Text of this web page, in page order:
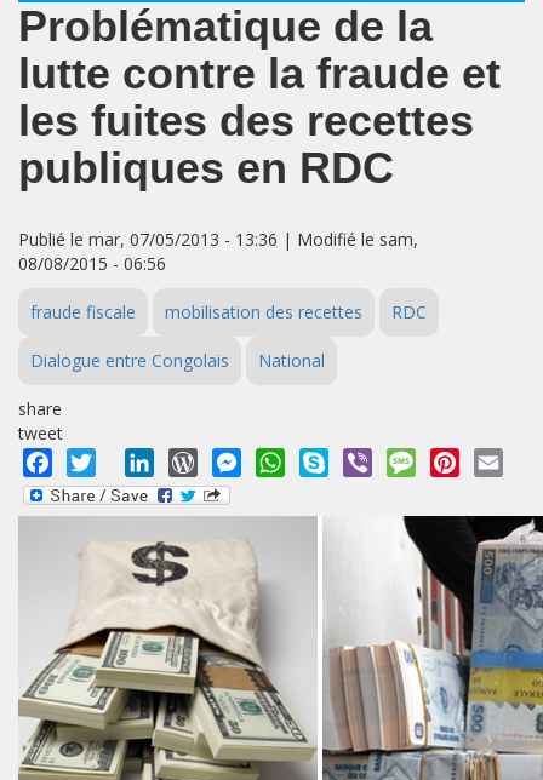
Problématique de la
lutte contre la fraude et
les fuites des recettes
publiques en RDC
Publié le mar, 07/05/2013 - 13:36 | Modifié le sam,
08/08/2015 - 06:56
fraude fiscale mobilisation des recettes RDC
Dialogue entre Congolais National
share
tweet
Facebook
Twitter LinkedInWordPressMessengerWhatsApp
Skype Viber MessagePinterest